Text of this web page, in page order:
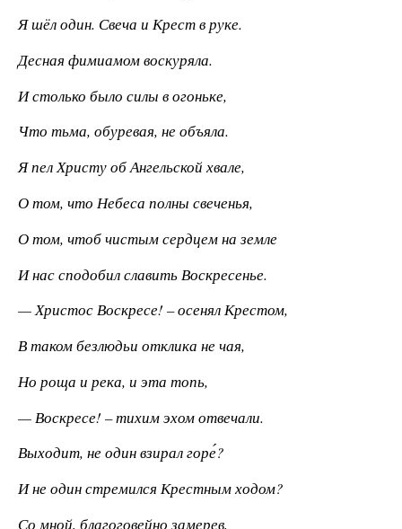
Я шёл один. Свеча и Крест в руке.
Десная фимиамом воскуряла.
И столько было силы в огоньке,
Что тьма, обуревая, не объяла.
Я пел Христу об Ангельской хвале,
О том, что Небеса полны свеченья,
О том, чтоб чистым сердцем на земле
И нас сподобил славить Воскресенье.
— Христос Воскресе! – осенял Крестом,
В таком безлюдьи отклика не чая,
Но роща и река, и эта топь,
— Воскресе! – тихим эхом отвечали.
Выходит, не один взирал горе́?
И не один стремился Крестным ходом?
Со мной, благоговейно замерев,